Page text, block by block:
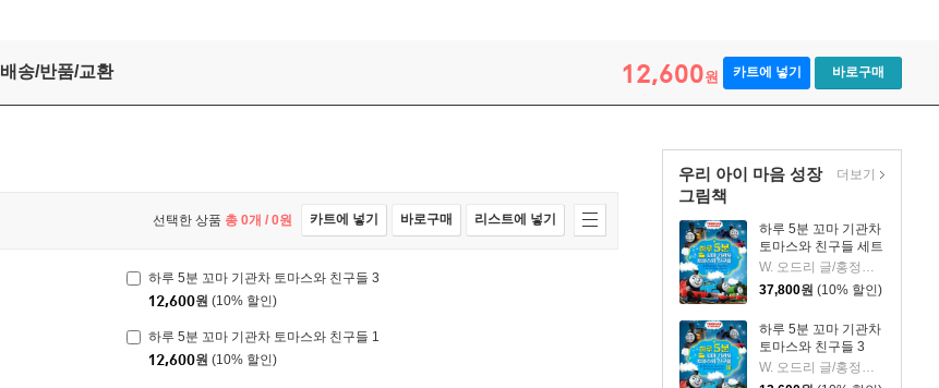
배송/반품/교환 12,600원 카트에 넣기 바로구매
우리 아이 마음 성장
그림책
하루 5분 꼬마 기관차
토마스와 친구들 세트
W. 오드리 글/홍정인 역
37,800원 (10% 할인)
하루 5분 꼬마 기관차
토마스와 친구들 3
W. 오드리 글/홍정인 역
더보기
선택한 상품 총 0개 / 0원 카트에 넣기 바로구매 리스트에 넣기
하루 5분 꼬마 기관차 토마스와 친구들 3
12,600원 (10% 할인)
하루 5분 꼬마 기관차 토마스와 친구들 1
12,600원 (10% 할인)